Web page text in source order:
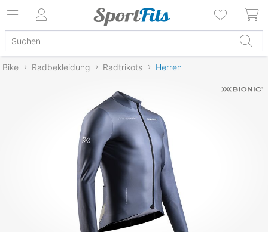
Bike Radbekleidung Radtrikots Herren